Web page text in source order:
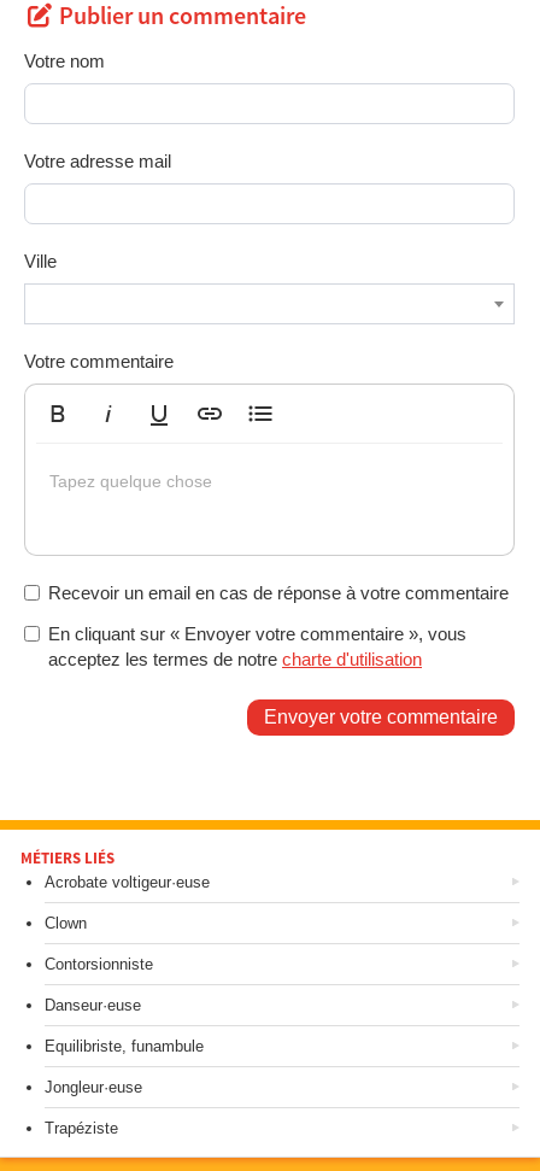
Publier un commentaire
Votre nom
Votre adresse mail
Ville
Votre commentaire
Tapez quelque chose
Recevoir un email en cas de réponse à votre commentaire
En cliquant sur « Envoyer votre commentaire », vous
acceptez les termes de notre charte d'utilisation
Envoyer votre commentaire
MÉTIERS LIÉS
Acrobate voltigeur·euse
Clown
Contorsionniste
Danseur·euse
Equilibriste, funambule
Jongleur·euse
Trapéziste